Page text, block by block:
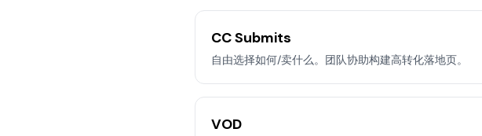
CC Submits
自由选择如何/卖什么。团队协助构建高转化落地页。
VOD